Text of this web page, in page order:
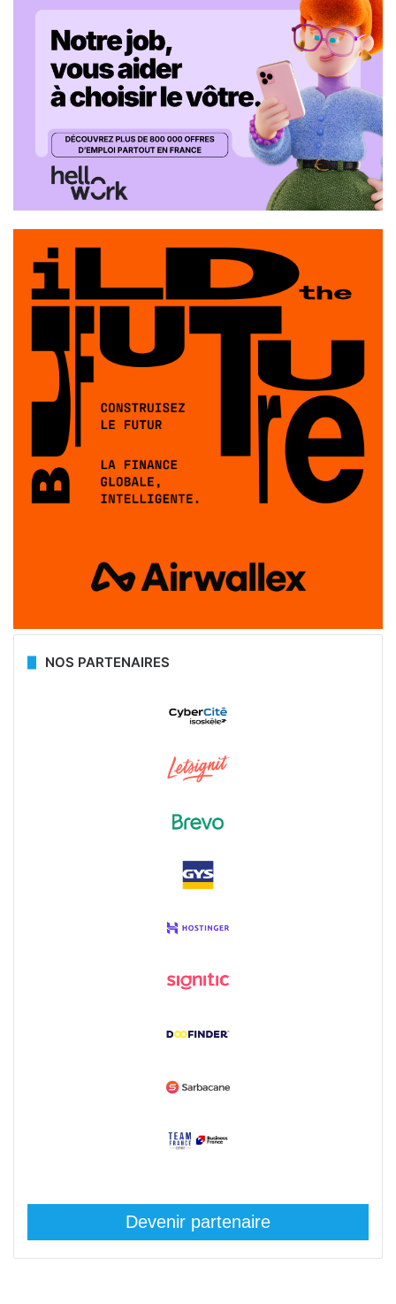
NOS PARTENAIRES
Devenir partenaire